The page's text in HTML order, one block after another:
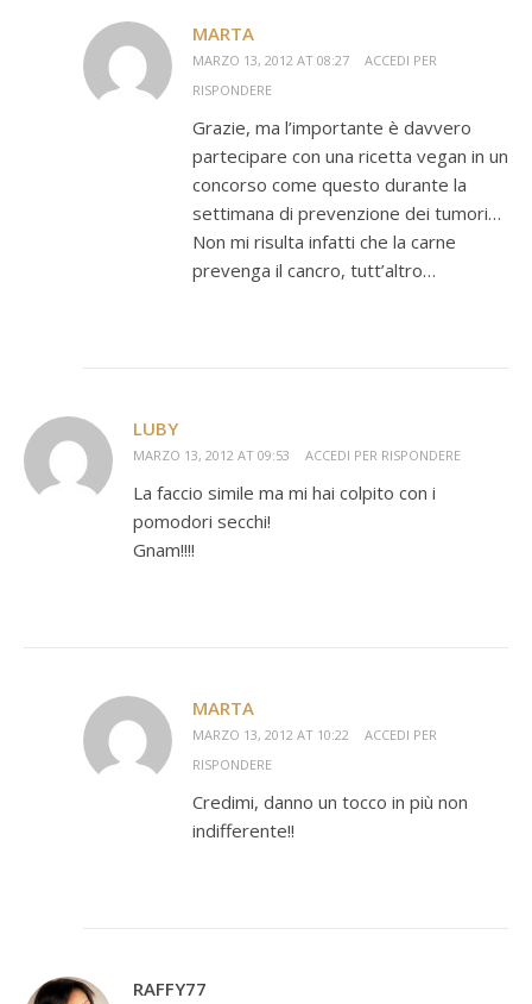
MARTA
MARZO 13, 2012 AT 08:27
ACCEDI PER
RISPONDERE
Grazie, ma l’importante è davvero
partecipare con una ricetta vegan in un
concorso come questo durante la
settimana di prevenzione dei tumori…
Non mi risulta infatti che la carne
prevenga il cancro, tutt’altro…
LUBY
MARZO 13, 2012 AT 09:53 ACCEDI PER RISPONDERE
La faccio simile ma mi hai colpito con i
pomodori secchi!
Gnam!!!!
MARTA
MARZO 13, 2012 AT 10:22
ACCEDI PER
RISPONDERE
Credimi, danno un tocco in più non
indifferente!!
RAFFY77